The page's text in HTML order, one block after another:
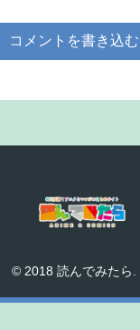
コメントを書き込む
© 2018 読んでみたら.